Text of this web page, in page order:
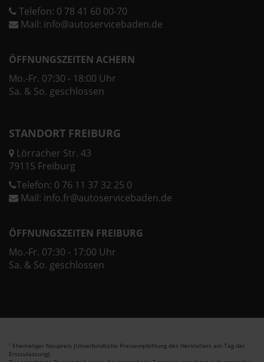
Telefon: 0 78 41 60 00-70
Mail: info@autoservicebaden.de
ÖFFNUNGSZEITEN ACHERN
Mo.-Fr. 07:30 - 18:00 Uhr
Sa. & So. geschlossen
STANDORT FREIBURG
Lörracher Str. 43
79115 Freiburg
Telefon: 0 76 11 37 32 25 0
Mail: info.fr@autoservicebaden.de
ÖFFNUNGSZEITEN FREIBURG
Mo.-Fr. 07:30 - 17:00 Uhr
Sa. & So. geschlossen
1 Ehemaliger Neupreis (Unverbindliche Preisempfehlung des Herstellers am Tag der
Erstzulassung).